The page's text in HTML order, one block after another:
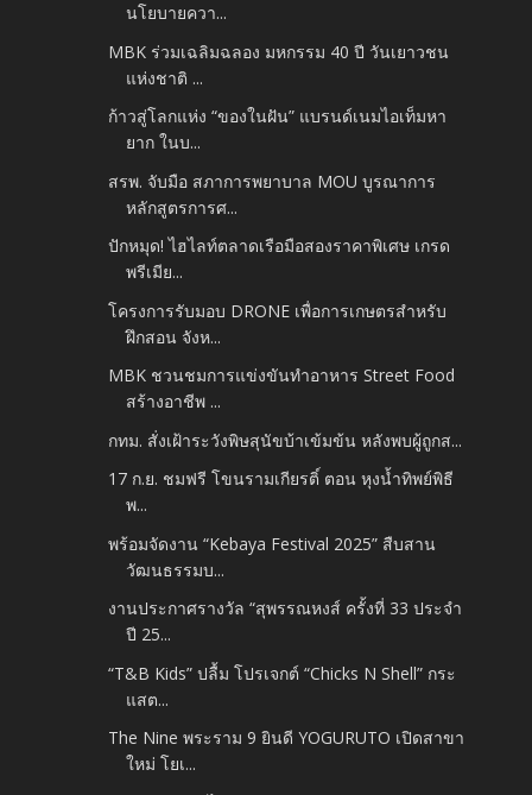
นโยบายควา...
MBK ร่วมเฉลิมฉลอง มหกรรม 40 ปี วันเยาวชน
แห่งชาติ ...
ก้าวสู่โลกแห่ง “ของในฝัน” แบรนด์เนมไอเท็มหา
ยาก ในบ...
สรพ. จับมือ สภาการพยาบาล MOU บูรณาการ
หลักสูตรการศ...
ปักหมุด! ไฮไลท์ตลาดเรือมือสองราคาพิเศษ เกรด
พรีเมีย...
โครงการรับมอบ DRONE เพื่อการเกษตรสำหรับ
ฝึกสอน จังห...
MBK ชวนชมการแข่งขันทำอาหาร Street Food
สร้างอาชีพ ...
กทม. สั่งเฝ้าระวังพิษสุนัขบ้าเข้มข้น หลังพบผู้ถูกส...
17 ก.ย. ชมฟรี โขนรามเกียรติ์ ตอน หุงน้ำทิพย์พิธี
พ...
พร้อมจัดงาน “Kebaya Festival 2025” สืบสาน
วัฒนธรรมบ...
งานประกาศรางวัล “สุพรรณหงส์ ครั้งที่ 33 ประจำ
ปี 25...
​“T&B Kids” ปลื้ม โปรเจกต์ “Chicks N Shell” กระ
แสต...
The Nine พระราม 9 ยินดี YOGURUTO เปิดสาขา
ใหม่ โยเ...